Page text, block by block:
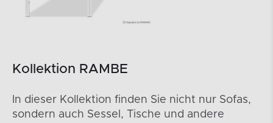
Kollektion RAMBE
In dieser Kollektion finden Sie nicht nur Sofas,
sondern auch Sessel, Tische und andere